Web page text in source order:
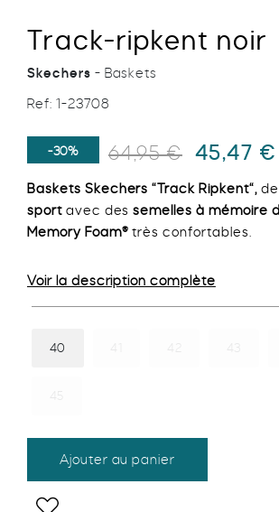
Track-ripkent noir
Skechers - Baskets
Ref: 1-23708
-30% 64,95€
Le
initial
était :
64,95 €.
45,47 €
Baskets Skechers “Track Ripkent“,
sportavec dessemelles à mémoire
Memory Foam® très confortables.
Voir la description complète
40
Ajouter au panier
Add